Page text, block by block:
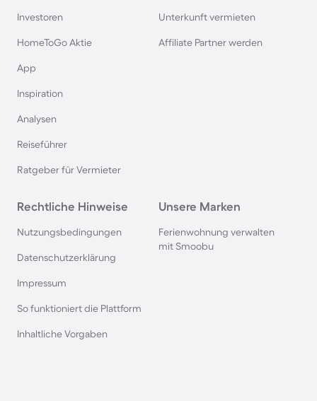
Bungalows in Deutschland
Bungalows in der Toskana
Bungalows in Renesse
Bungalows in Frankreich
Investoren
HomeToGo Aktie
App
Inspiration
Analysen
Reiseführer
Ratgeber für Vermieter
Unterkunft vermieten
Affiliate Partner werden
Rechtliche Hinweise
Nutzungsbedingungen
Datenschutzerklärung
Impressum
So funktioniert die Plattform
Inhaltliche Vorgaben
Unsere Marken
Ferienwohnung verwalten
mit Smoobu